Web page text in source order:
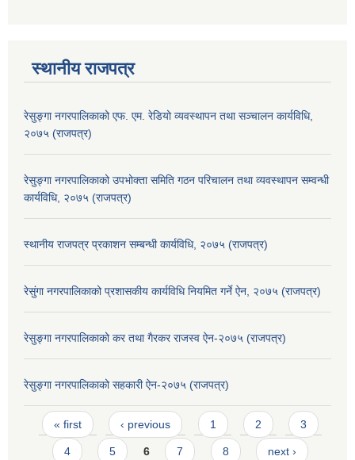
स्थानीय राजपत्र
रेसुङ्गा नगरपालिकाको एफ. एम. रेडियो व्यवस्थापन तथा सञ्चालन कार्यविधि,
२०७५ (राजपत्र)
रेसुङ्गा नगरपालिकाको उपभोक्ता समिति गठन परिचालन तथा व्यवस्थापन सम्वन्धी
कार्यविधि, २०७५ (राजपत्र)
स्थानीय राजपत्र प्रकाशन सम्बन्धी कार्यविधि, २०७५ (राजपत्र)
रेसुंगा नगरपालिकाको प्रशासकीय कार्यविधि नियमित गर्ने ऐन, २०७५ (राजपत्र)
रेसुङ्गा नगरपालिकाको कर तथा गैरकर राजस्व ऐन-२०७५ (राजपत्र)
रेसुङ्गा नगरपालिकाको सहकारी ऐन-२०७५ (राजपत्र)
Pages
« first ‹ previous 1 2 3
4 5 6 7 8 next ›